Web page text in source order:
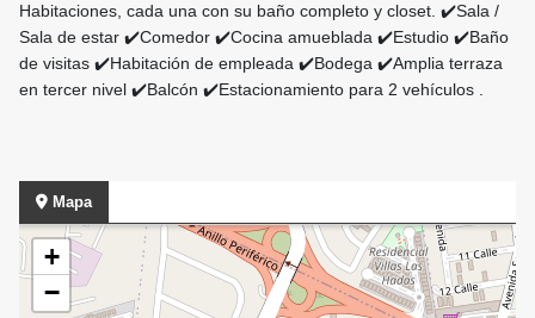
Habitaciones, cada una con su baño completo y closet. ✔️Sala /
Sala de estar ✔️Comedor ✔️Cocina amueblada ✔️Estudio ✔️Baño
de visitas ✔️Habitación de empleada ✔️Bodega ✔️Amplia terraza
en tercer nivel ✔️Balcón ✔️Estacionamiento para 2 vehículos .
Mapa
+
−